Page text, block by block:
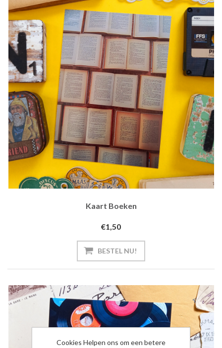
Kaart Boeken
€1,50
BESTEL NU!
Cookies Helpen ons om een betere